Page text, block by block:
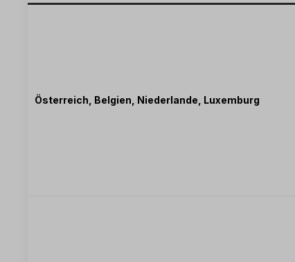
Österreich, Belgien, Niederlande, Luxemburg